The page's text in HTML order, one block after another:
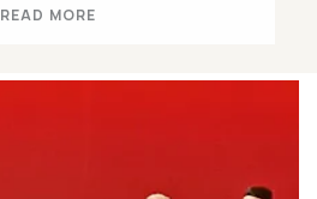
READ MORE